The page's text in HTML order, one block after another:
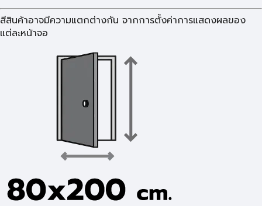
สีสินค้าอาจมีความแตกต่างกัน จากการตั้งค่าการแสดงผลของ
แต่ละหน้าจอ